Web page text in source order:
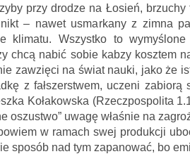
przy drodze na Łosień, brzuchy
– nawet usmarkany z zimna
klimatu. Wszystko to
chcą nabić sobie kabzy kosztem
zawzięci na świat nauki, jako że
z fałszerstwem, uczeni
Kołakowska (Rzeczpospolita
oszustwo” uwagę właśnie na
w ramach swej produkcji
sposób nad tym zapanować, bo